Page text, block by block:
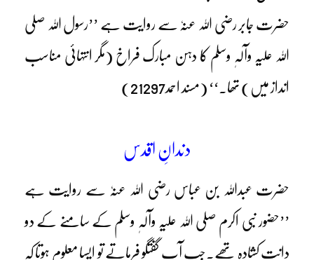
حضرت جابر رضی اللہ عنہٗ سے روایت ہے ’’رسول اللہ صلی
اللہ علیہ وآلہٖ وسلم کا دہن مبارک فراخ (مگر انتہائی مناسب
انداز میں) تھا۔‘‘ (مسند احمد21297)
دندانِ اقدس
حضرت عبداللہ بن عباس رضی اللہ عنہٗ سے روایت ہے
’’حضور نبی اکرم صلی اللہ علیہ وآلہٖ وسلم کے سامنے کے دو
دانت کشادہ تھے۔جب آپ گفتگو فرماتے تو ایسا معلوم ہوتا کہ